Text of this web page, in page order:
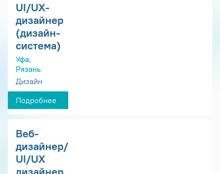
UI/UX-
дизайнер
(дизайн-
система)
Уфа,
Рязань
Дизайн
Подробнее
Веб-
дизайнер/
UI/UX